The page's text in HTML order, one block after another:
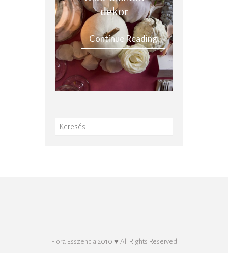
dekor
Continue Reading
Keresés:
Flora Esszencia 2010 ♥ All Rights Reserved